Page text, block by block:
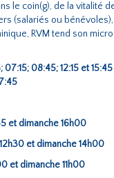
le coin(g), de la vitalité
(salariés ou
RVM tend son
08:45; 12:15 et
et dimanche 16h00
et dimanche 14h00
et dimanche 11h00